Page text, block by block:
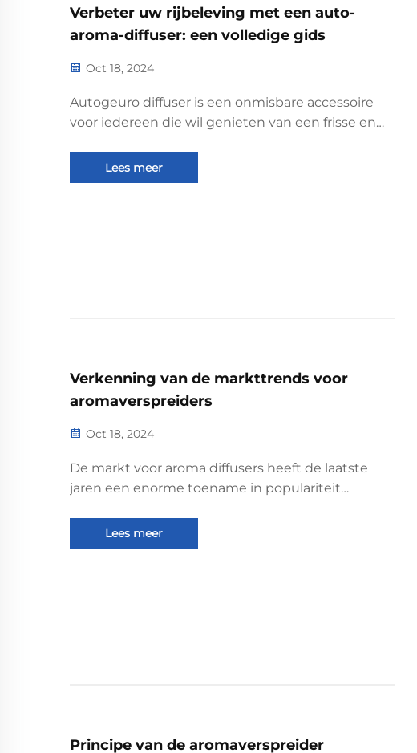
Verbeter uw rijbeleving met een auto-
aroma-diffuser: een volledige gids
Oct 18, 2024
Autogeuro diffuser is een onmisbare accessoire
voor iedereen die wil genieten van een frisse en
diffuser voor de auto is ontworpen om een
rustgevende en verfrissende sfeer in de auto te
Lees meer
Verkenning van de markttrends voor
aromaverspreiders
Oct 18, 2024
De markt voor aroma diffusers heeft de laatste
jaren een enorme toename in populariteit
in wellness, zelfzorg en het creëren van
aangename thuisomgevingen. Aroma diffuser,
Lees meer
Principe van de aromaverspreider